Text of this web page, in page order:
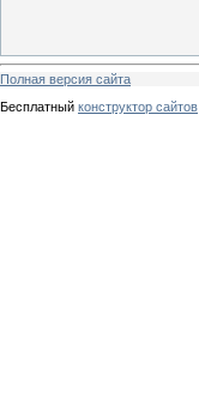
Полная версия сайта
Бесплатный конструктор сайтов